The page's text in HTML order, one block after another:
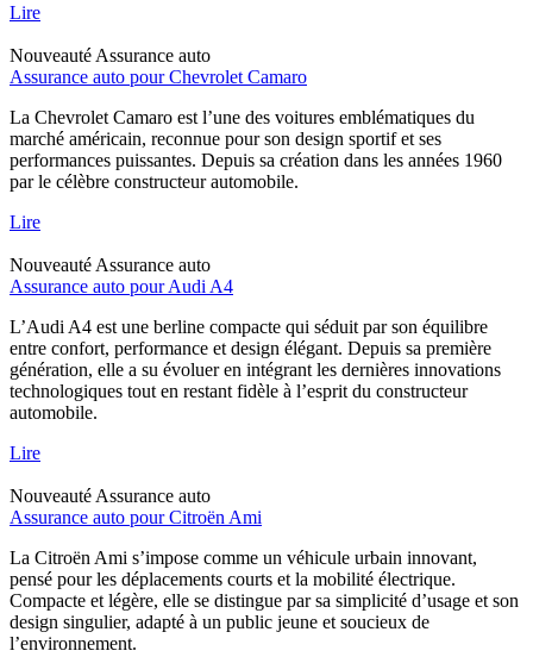
Lire
Nouveauté Assurance auto
Assurance auto pour Chevrolet Camaro
La Chevrolet Camaro est l’une des voitures emblématiques du
marché américain, reconnue pour son design sportif et ses
performances puissantes. Depuis sa création dans les années 1960
par le célèbre constructeur automobile.
Lire
Nouveauté Assurance auto
Assurance auto pour Audi A4
L’Audi A4 est une berline compacte qui séduit par son équilibre
entre confort, performance et design élégant. Depuis sa première
génération, elle a su évoluer en intégrant les dernières innovations
technologiques tout en restant fidèle à l’esprit du constructeur
automobile.
Lire
Nouveauté Assurance auto
Assurance auto pour Citroën Ami
La Citroën Ami s’impose comme un véhicule urbain innovant,
pensé pour les déplacements courts et la mobilité électrique.
Compacte et légère, elle se distingue par sa simplicité d’usage et son
design singulier, adapté à un public jeune et soucieux de
l’environnement.